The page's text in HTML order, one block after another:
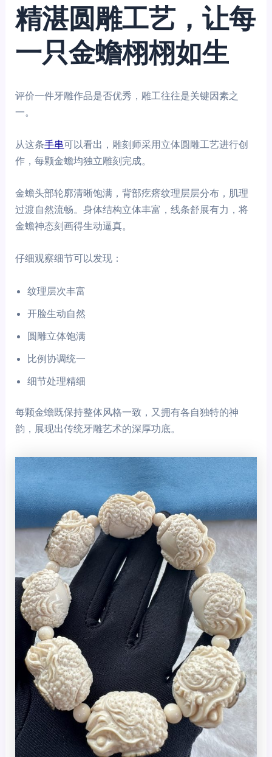
精湛圆雕工艺，让每
一只金蟾栩栩如生
评价一件牙雕作品是否优秀，雕工往往是关键因素之
一。
从这条手串可以看出，雕刻师采用立体圆雕工艺进行创
作，每颗金蟾均独立雕刻完成。
金蟾头部轮廓清晰饱满，背部疙瘩纹理层层分布，肌理
过渡自然流畅。身体结构立体丰富，线条舒展有力，将
金蟾神态刻画得生动逼真。
仔细观察细节可以发现：
纹理层次丰富
开脸生动自然
圆雕立体饱满
比例协调统一
细节处理精细
每颗金蟾既保持整体风格一致，又拥有各自独特的神
韵，展现出传统牙雕艺术的深厚功底。